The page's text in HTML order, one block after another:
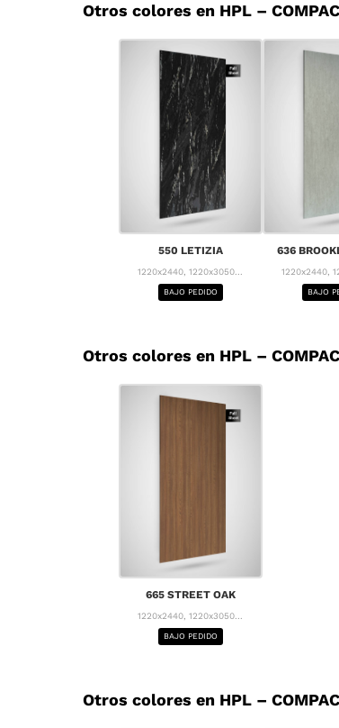
Otros colores en HPL –
550 LETIZIA
1220x2440, 1220x3050...
BAJO PEDIDO
636
1220x2440,
BAJO
Otros colores en HPL –
665 STREET OAK
1220x2440, 1220x3050...
BAJO PEDIDO
Otros colores en HPL –